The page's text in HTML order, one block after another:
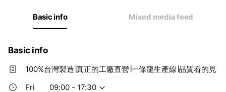
11:00 - 18:00
平日午休12:00~13:00
Basic info Mixed media feed
Basic info
100%台灣製造∣真正的工廠直營∣一條龍生產線∣品質看的見
Fri
09:00 - 17:30